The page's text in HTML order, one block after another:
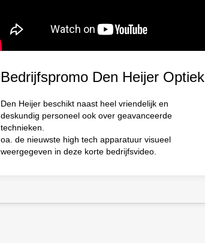
Bedrijfspromo Den Heijer Optiek
Den Heijer beschikt naast heel vriendelijk en
deskundig personeel ook over geavanceerde
technieken.
oa. de nieuwste high tech apparatuur visueel
weergegeven in deze korte bedrijfsvideo.